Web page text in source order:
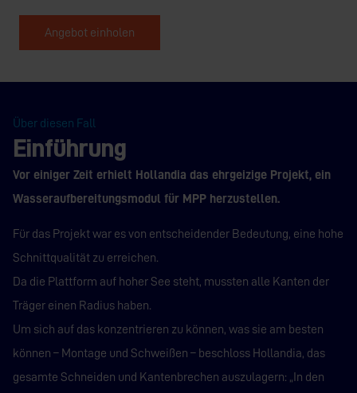
Angebot einholen
Über diesen Fall
Einführung
Vor einiger Zeit erhielt Hollandia das ehrgeizige Projekt, ein
Wasseraufbereitungsmodul für MPP herzustellen.
Für das Projekt war es von entscheidender Bedeutung, eine hohe
Schnittqualität zu erreichen.
Da die Plattform auf hoher See steht, mussten alle Kanten der
Träger einen Radius haben.
Um sich auf das konzentrieren zu können, was sie am besten
können – Montage und Schweißen – beschloss Hollandia, das
gesamte Schneiden und Kantenbrechen auszulagern: „In den